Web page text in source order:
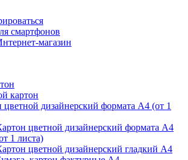
картон
цветной дизайнерский формата А4 (от 1
цветной дизайнерский формата А4
1 листа)
цветной дизайнерский гладкий А4